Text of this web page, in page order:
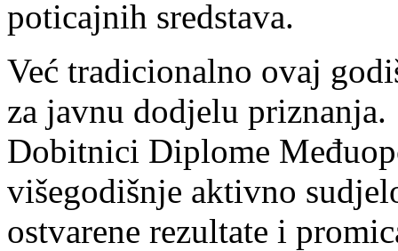
poticajnih sredstava.
Već tradicionalno ovaj
za javnu dodjelu priznanja.
Dobitnici Diplome
višegodišnje aktivno
ostvarene rezultate i